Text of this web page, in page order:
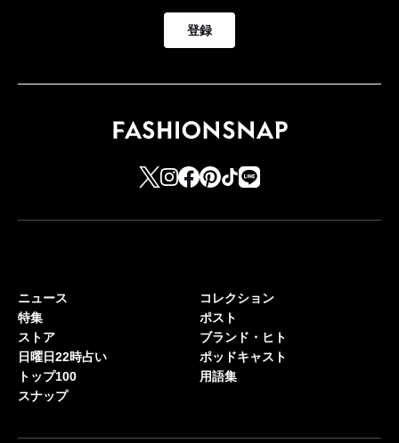
登録
ニュース
特集
ストア
日曜日22時占い
トップ100
スナップ
コレクション
ポスト
ブランド・ヒト
ポッドキャスト
用語集